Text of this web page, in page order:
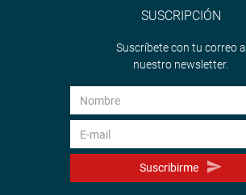
SUSCRIPCIÓN
Suscríbete con tu correo a
nuestro newsletter.
Suscribirme